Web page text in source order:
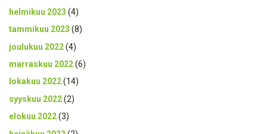
helmikuu 2023 (4)
tammikuu 2023 (8)
joulukuu 2022(4)
marraskuu 2022(6)
lokakuu 2022(14)
syyskuu 2022(2)
elokuu 2022(3)